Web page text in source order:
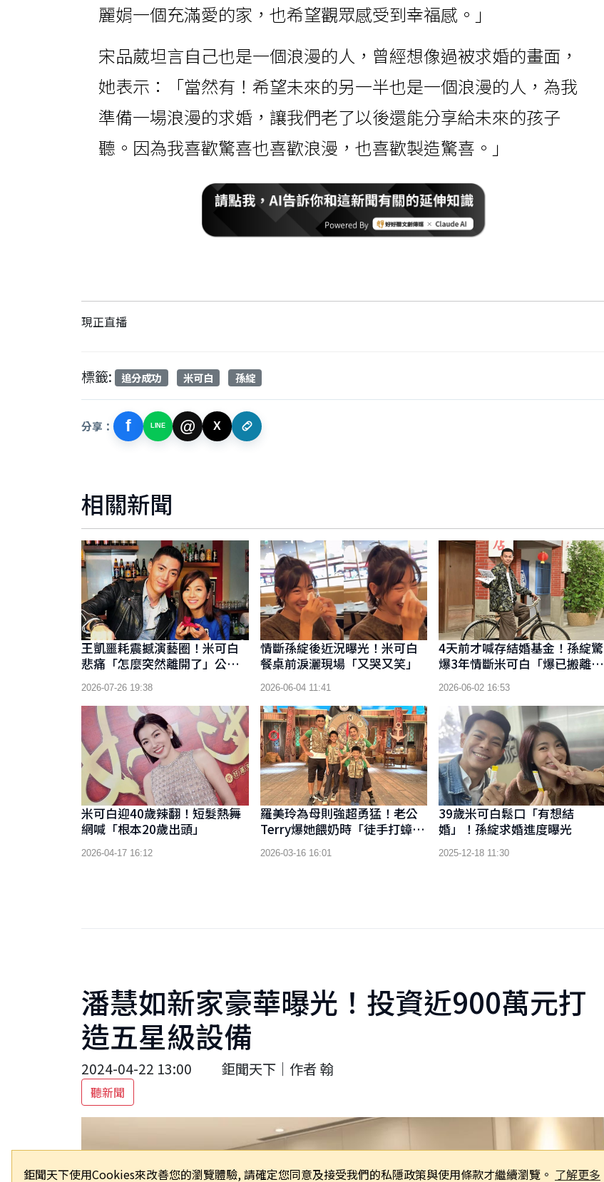
鉅聞天下使用Cookies來改善您的瀏覽體驗, 請確定您同意及接受我們的私隱政策與使用條款才繼續瀏覽。 了解更多
麗娟一個充滿愛的家，也希望觀眾感受到幸福感。」
宋品葳坦言自己也是一個浪漫的人，曾經想像過被求婚的畫面，
她表示：「當然有！希望未來的另一半也是一個浪漫的人，為我
準備一場浪漫的求婚，讓我們老了以後還能分享給未來的孩子
聽。因為我喜歡驚喜也喜歡浪漫，也喜歡製造驚喜。」
現正直播
標籤: 追分成功 米可白 孫綻
分享： f LINE @ X
相關新聞
王凱噩耗震撼演藝圈！米可白
悲痛「怎麼突然離開了」公開
2026-07-26 19:38
情斷孫綻後近況曝光！米可白
餐桌前淚灑現場「又哭又笑」
2026-06-04 11:41
4天前才喊存結婚基金！孫綻驚
爆3年情斷米可白「爆已搬離愛
2026-06-02 16:53
米可白迎40歲辣翻！短髮熱舞
網喊「根本20歲出頭」
2026-04-17 16:12
羅美玲為母則強超勇猛！老公
Terry爆她餵奶時「徒手打蟑
2026-03-16 16:01
39歲米可白鬆口「有想結
婚」！孫綻求婚進度曝光
2025-12-18 11:30
潘慧如新家豪華曝光！投資近900萬元打
造五星級設備
2024-04-22 13:00 鉅聞天下｜作者 翰
聽新聞